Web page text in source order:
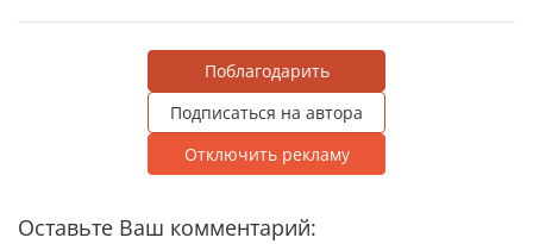
Поблагодарить
Подписаться на автора
Отключить рекламу
Оставьте Ваш комментарий: